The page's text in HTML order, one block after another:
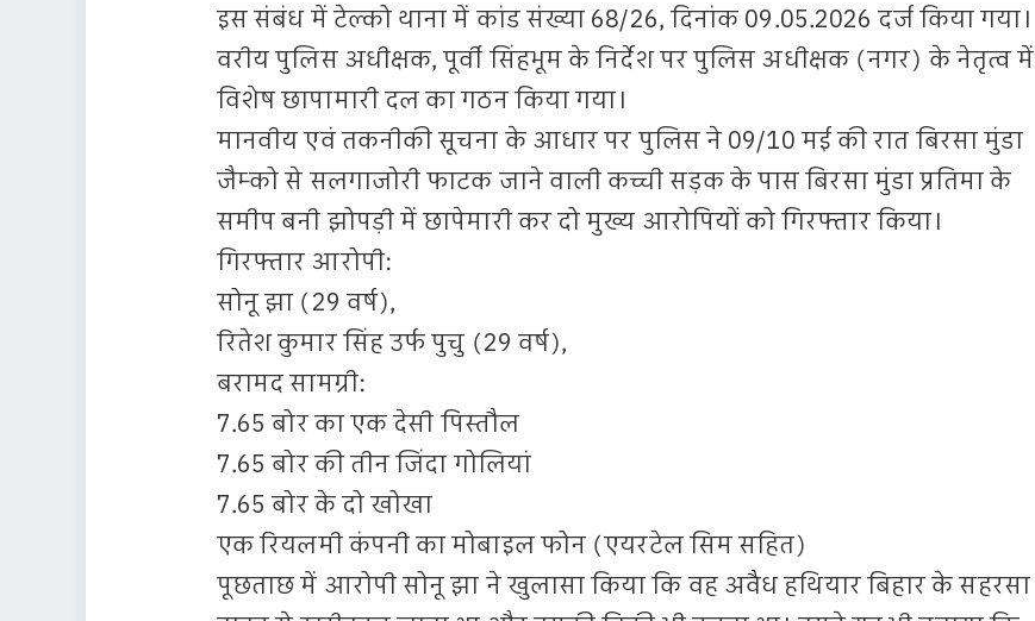
इस संबंध में टेल्को थाना में कांड संख्या 68/26, दिनांक 09.05.2026 दर्ज किया गया।
वरीय पुलिस अधीक्षक, पूर्वी सिंहभूम के निर्देश पर पुलिस अधीक्षक (नगर) के नेतृत्व में
विशेष छापामारी दल का गठन किया गया।
मानवीय एवं तकनीकी सूचना के आधार पर पुलिस ने 09/10 मई की रात बिरसा मुंडा
जैम्को से सलगाजोरी फाटक जाने वाली कच्ची सड़क के पास बिरसा मुंडा प्रतिमा के
समीप बनी झोपड़ी में छापेमारी कर दो मुख्य आरोपियों को गिरफ्तार किया।
गिरफ्तार आरोपी:
सोनू झा (29 वर्ष),
रितेश कुमार सिंह उर्फ पुचु (29 वर्ष),
बरामद सामग्री:
7.65 बोर का एक देसी पिस्तौल
7.65 बोर की तीन जिंदा गोलियां
7.65 बोर के दो खोखा
एक रियलमी कंपनी का मोबाइल फोन (एयरटेल सिम सहित)
पूछताछ में आरोपी सोनू झा ने खुलासा किया कि वह अवैध हथियार बिहार के सहरसा